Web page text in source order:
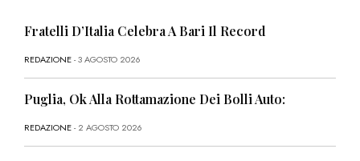
Fratelli D’Italia Celebra A Bari Il Record
REDAZIONE- 3 AGOSTO 2026
Puglia, Ok Alla Rottamazione Dei Bolli Auto:
REDAZIONE- 2 AGOSTO 2026